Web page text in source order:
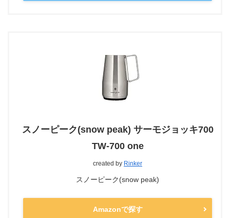
スノーピーク(snow peak) サーモジョッキ700
TW-700 one
created by Rinker
スノーピーク(snow peak)
Amazonで探す